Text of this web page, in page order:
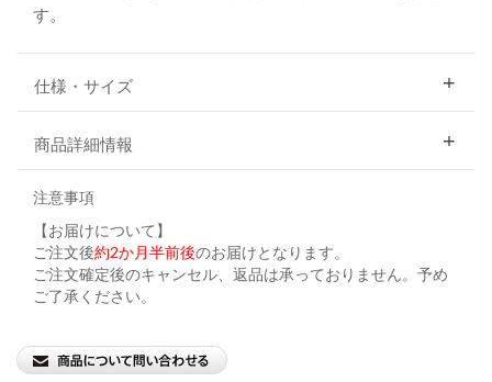
す。
仕様・サイズ
商品詳細情報
注意事項
【お届けについて】
ご注文後約2か月半前後のお届けとなります。
ご注文確定後のキャンセル、返品は承っておりません。予め
ご了承ください。